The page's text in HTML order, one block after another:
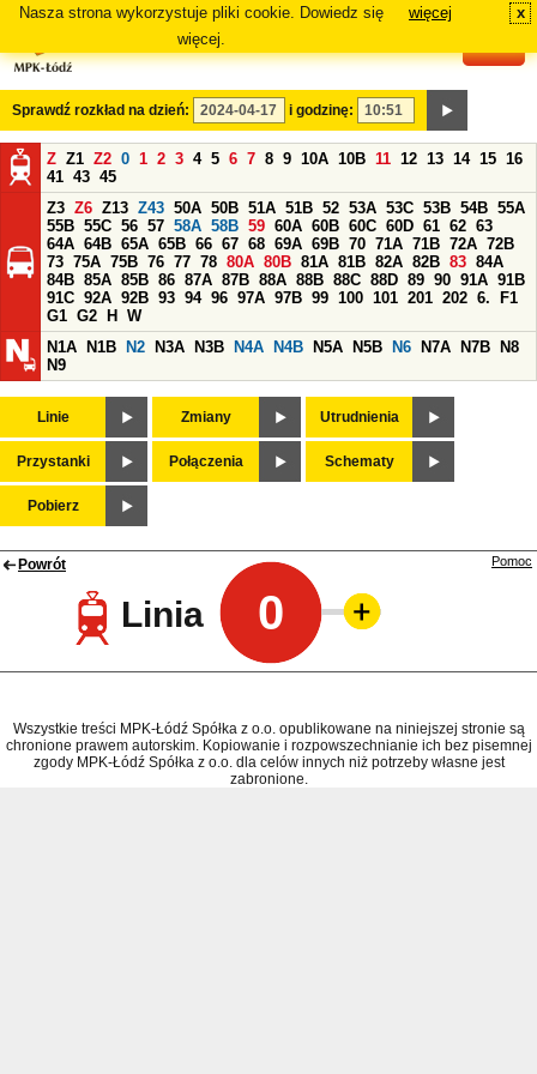
Nasza strona wykorzystuje pliki cookie. Dowiedz się
więcej.
więcej x
Sprawdź rozkład na dzień: i godzinę:
Z Z1 Z2 0 1 2 3 4 5 6 7 8 9 10A 10B 11 12 13 14 15 16
41 43 45
Z3 Z6 Z13 Z43 50A 50B 51A 51B 52 53A 53C 53B 54B 55A
55B 55C 56 57 58A 58B 59 60A 60B 60C 60D 61 62 63
64A 64B 65A 65B 66 67 68 69A 69B 70 71A 71B 72A 72B
73 75A 75B 76 77 78 80A 80B 81A 81B 82A 82B 83 84A
84B 85A 85B 86 87A 87B 88A 88B 88C 88D 89 90 91A 91B
91C 92A 92B 93 94 96 97A 97B 99 100 101 201 202 6.
F1
G1 G2 H
W
N1A
N1B N2 N3A N3B N4A N4B N5A N5B N6 N7A N7B
N8
N9
Linie Zmiany Utrudnienia
Przystanki Połączenia Schematy
Pobierz
Powrót
Linia 0
Pomoc
Wszystkie treści MPK-Łódź Spółka z o.o. opublikowane na niniejszej stronie są
chronione prawem autorskim. Kopiowanie i rozpowszechnianie ich bez pisemnej
zgody MPK-Łódź Spółka z o.o. dla celów innych niż potrzeby własne jest
zabronione.